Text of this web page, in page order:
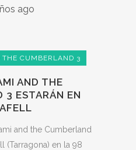
ago
CUMBERLAND 3
AND THE
3 ESTARÁN EN
and the Cumberland
(Tarragona) en la 98